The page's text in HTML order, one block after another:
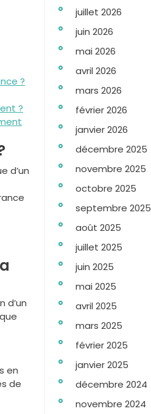
?
?
d’un
d’un
en
de
juillet 2026
juin 2026
mai 2026
avril 2026
mars 2026
février 2026
janvier 2026
décembre 2025
novembre 2025
octobre 2025
septembre 2025
août 2025
juillet 2025
juin 2025
mai 2025
avril 2025
mars 2025
février 2025
janvier 2025
décembre 2024
novembre 2024